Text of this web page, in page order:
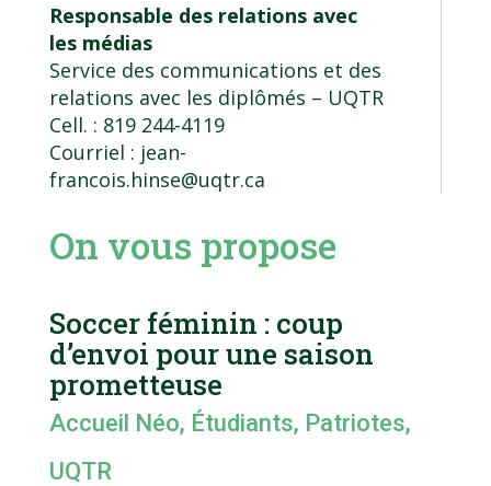
Responsable des relations avec
les médias
Service des communications et des
relations avec les diplômés – UQTR
Cell. : 819 244-4119
Courriel : jean-
francois.hinse@uqtr.ca
On vous propose
Soccer féminin : coup
d’envoi pour une saison
prometteuse
Accueil Néo, Étudiants, Patriotes,
UQTR